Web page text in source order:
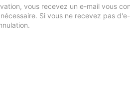
vous recevez un e-mail vous
Si vous ne recevez pas